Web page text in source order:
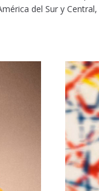
del Sur y Central,